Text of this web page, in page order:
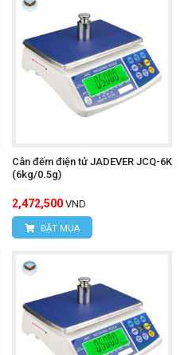
Cân đếm điện tử JADEVER JCQ-6K
(6kg/0.5g)
2,472,500 VND
ĐẶT MUA